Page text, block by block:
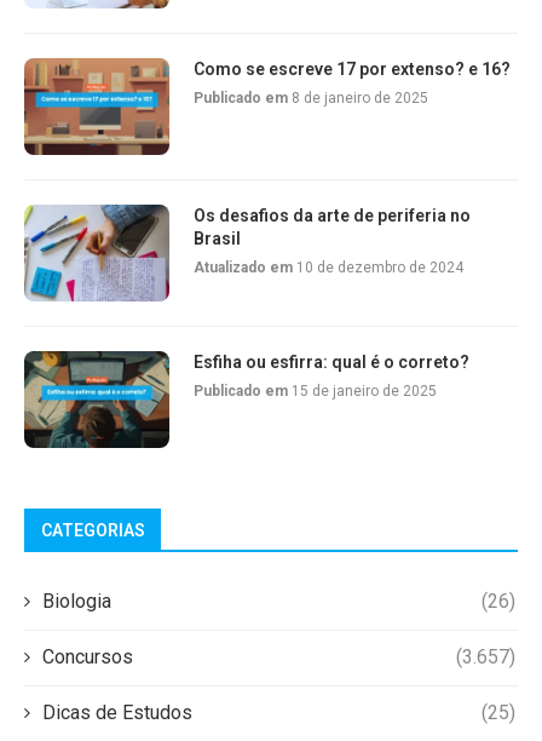
Como se escreve 17 por extenso? e 16?
Publicado em 8 de janeiro de 2025
Os desafios da arte de periferia no
Brasil
Atualizado em 10 de dezembro de 2024
Esfiha ou esfirra: qual é o correto?
Publicado em 15 de janeiro de 2025
CATEGORIAS
Biologia (26)
Concursos (3.657)
Dicas de Estudos (25)